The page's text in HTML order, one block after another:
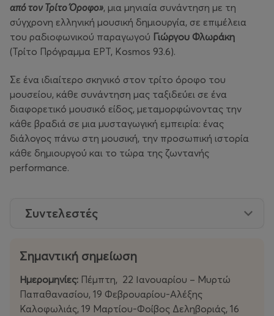
από τον Τρίτο Όροφο», μια μηνιαία συνάντηση με τη
σύγχρονη ελληνική μουσική δημιουργία, σε επιμέλεια
του ραδιοφωνικού παραγωγού Γιώργου Φλωράκη
(Τρίτο Πρόγραμμα ΕΡΤ, Kosmos 93.6).
Σε ένα ιδιαίτερο σκηνικό στον τρίτο όροφο του
μουσείου, κάθε συνάντηση μας ταξιδεύει σε ένα
διαφορετικό μουσικό είδος, μεταμορφώνοντας την
κάθε βραδιά σε μια μυσταγωγική εμπειρία: ένας
διάλογος πάνω στη μουσική, την προσωπική ιστορία
κάθε δημιουργού και το τώρα της ζωντανής
performance.
Συντελεστές
Σημαντική σημείωση
Ημερομηνίες: Πέμπτη, 22 Ιανουαρίου – Μυρτώ
Παπαθανασίου, 19 Φεβρουαρίου-Αλέξης
Καλοφωλιάς, 19 Μαρτίου-Φοίβος Δεληβοριάς, 16